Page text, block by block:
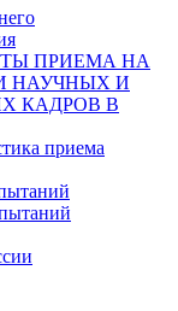
ПРИЕМА НА
НАУЧНЫХ И
КАДРОВ В
приема